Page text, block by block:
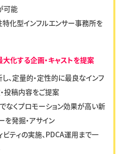
可能
化型インフルエンサー事務所を
化する企画・キャストを提案
、定量的・定性的に最良なインフ
投稿内容をご提案
なくプロモーション効果が高い新
を発掘・アサイン
ビティの実施、PDCA運用まで一